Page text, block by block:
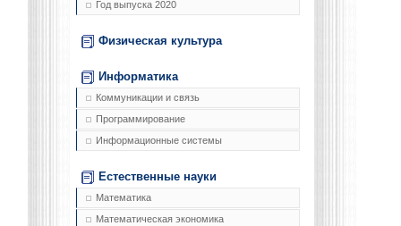
Год выпуска 2020
Физическая культура
Информатика
Коммуникации и связь
Программирование
Информационные системы
Естественные науки
Математика
Математическая экономика